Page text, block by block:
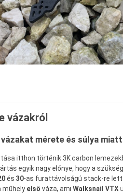
vázakról
vázakat mérete és súlya
itthon történik 3K carbon
egyik nagy előnye, hogy a
és 30-as furattávolságú stack-re lett
műhely első váza, ami Walksnail VTX